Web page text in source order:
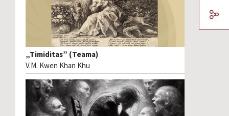
„Timiditas” (Teama)
V.M. Kwen Khan Khu